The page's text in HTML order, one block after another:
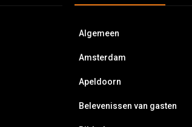
Algemeen
Amsterdam
Apeldoorn
Belevenissen van gasten